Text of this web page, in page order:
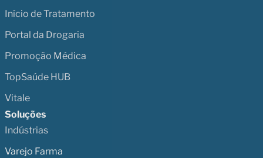
Início de Tratamento
Portal da Drogaria
Promoção Médica
TopSaúde HUB
Vitale
Soluções
Indústrias
Varejo Farma